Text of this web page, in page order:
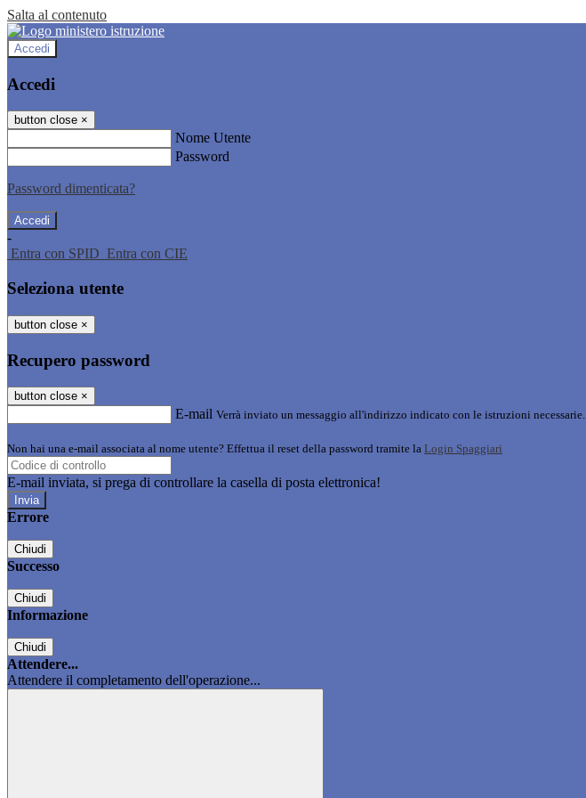
Salta al contenuto
Accedi
Accedi
button close ×
Nome Utente
Password
Password dimenticata?
-
Entra con SPID Entra con CIE
Seleziona utente
button close ×
Recupero password
button close ×
E-mail Verrà inviato un messaggio all'indirizzo indicato con le istruzioni necessarie.
Non hai una e-mail associata al nome utente? Effettua il reset della password tramite la Login Spaggiari
E-mail inviata, si prega di controllare la casella di posta elettronica!
Errore
Chiudi
Successo
Chiudi
Informazione
Chiudi
Attendere...
Attendere il completamento dell'operazione...